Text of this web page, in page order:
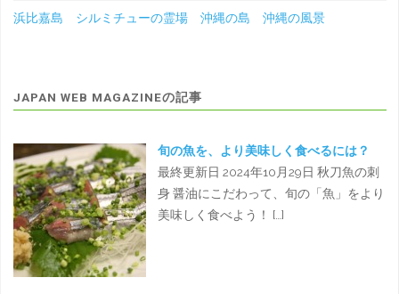
浜比嘉島 シルミチューの霊場 沖縄の島 沖縄の風景
JAPAN WEB MAGAZINEの記事
旬の魚を、より美味しく食べるには？
最終更新日 2024年10月29日 秋刀魚の刺
身 醤油にこだわって、旬の「魚」をより
美味しく食べよう！ […]